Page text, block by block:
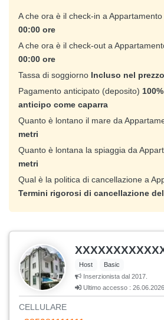
A che ora è il check-in a
00:00 ore
A che ora è il check-out a
00:00 ore
Tassa di soggiorno Incluso nel prezzo
Pagamento anticipato (deposito)
anticipo come caparra
Quanto è lontano il mare da
metri
Quanto è lontana la spiaggia da
metri
Qual è la politica di cancellazione a
Termini rigorosi di cancellazione
Host
Basic
Inserzionista dal 2017.
Ultimo accesso :
CELLULARE